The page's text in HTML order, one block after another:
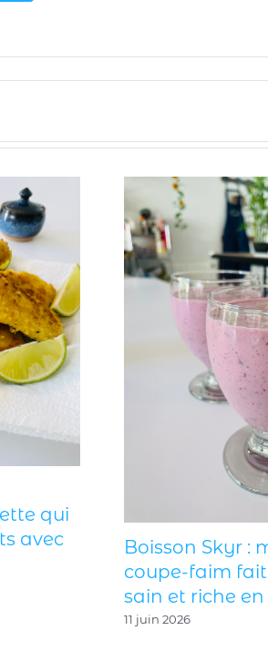
qui
avec
Boisson Skyr :
coupe-faim
sain et riche
11 juin 2026